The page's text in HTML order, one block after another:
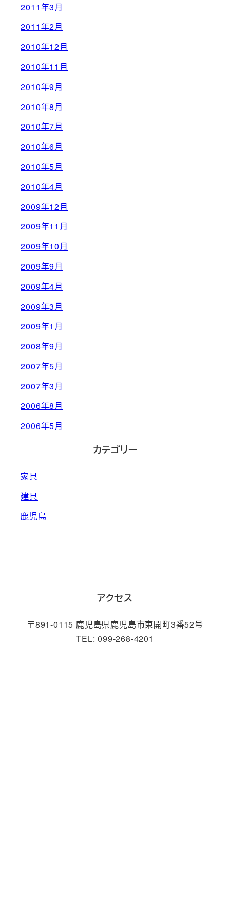
2011年3月
2011年2月
2010年12月
2010年11月
2010年9月
2010年8月
2010年7月
2010年6月
2010年5月
2010年4月
2009年12月
2009年11月
2009年10月
2009年9月
2009年4月
2009年3月
2009年1月
2008年9月
2007年5月
2007年3月
2006年8月
2006年5月
カテゴリー
家具
建具
鹿児島
アクセス
〒891-0115 鹿児島県鹿児島市東開町3番52号
TEL: 099-268-4201